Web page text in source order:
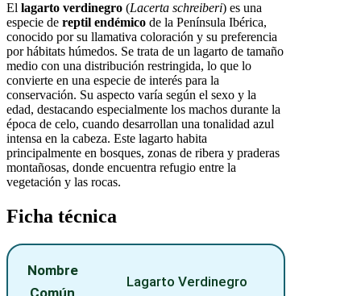
El lagarto verdinegro (Lacerta schreiberi) es una
especie de reptil endémico de la Península Ibérica,
conocido por su llamativa coloración y su preferencia
por hábitats húmedos. Se trata de un lagarto de tamaño
medio con una distribución restringida, lo que lo
convierte en una especie de interés para la
conservación. Su aspecto varía según el sexo y la
edad, destacando especialmente los machos durante la
época de celo, cuando desarrollan una tonalidad azul
intensa en la cabeza. Este lagarto habita
principalmente en bosques, zonas de ribera y praderas
montañosas, donde encuentra refugio entre la
vegetación y las rocas.
Ficha técnica
Nombre
Lagarto Verdinegro